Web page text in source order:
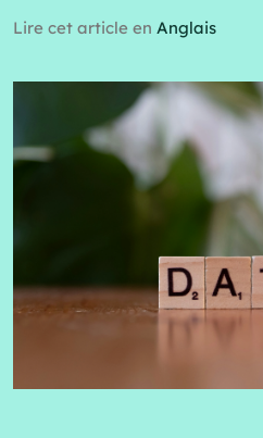
Lire cet article en Anglais